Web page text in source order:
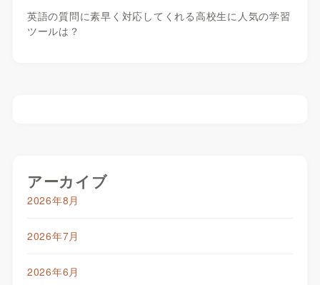
英語の質問に素早く対応してくれる高校生に人気の学習
ツールは？
アーカイブ
2026年8月
2026年7月
2026年6月